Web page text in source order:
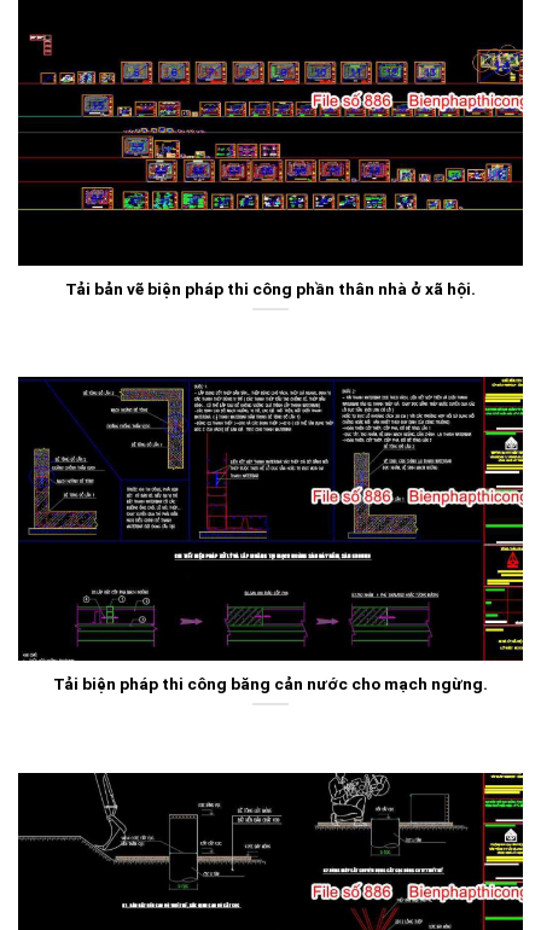
Tải bản vẽ biện pháp thi công phần thân nhà ở xã hội.
Tải biện pháp thi công băng cản nước cho mạch ngừng.